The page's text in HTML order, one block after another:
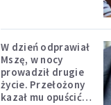
W dzień odprawiał
Mszę, w nocy
prowadził drugie
życie. Przełożony
kazał mu opuścić